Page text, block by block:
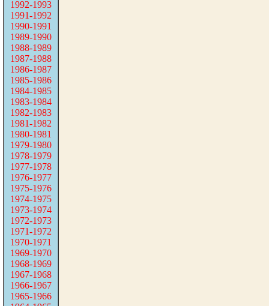
1992-1993
1991-1992
1990-1991
1989-1990
1988-1989
1987-1988
1986-1987
1985-1986
1984-1985
1983-1984
1982-1983
1981-1982
1980-1981
1979-1980
1978-1979
1977-1978
1976-1977
1975-1976
1974-1975
1973-1974
1972-1973
1971-1972
1970-1971
1969-1970
1968-1969
1967-1968
1966-1967
1965-1966